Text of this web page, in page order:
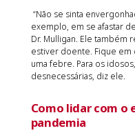
“Não se sinta
exemplo, em se afastar
Dr. Mulligan. Ele também
estiver doente. Fique em
uma febre. Para os
desnecessárias, diz ele.
Como lidar com o
pandemia